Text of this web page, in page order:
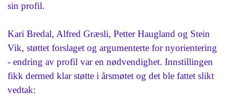
sin profil.
Kari Bredal, Alfred Græsli, Petter Haugland og Stein
Vik, støttet forslaget og argumenterte for nyorientering
- endring av profil var en nødvendighet. Innstillingen
fikk dermed klar støtte i årsmøtet og det ble fattet slikt
vedtak: